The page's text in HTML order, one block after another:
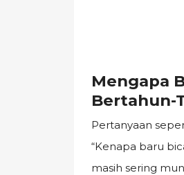
Mengapa
Bertahun-
Pertanyaan
“Kenapa baru
masih sering